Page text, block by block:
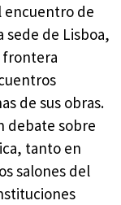
encuentro de
sede de Lisboa,
frontera
de sus obras.
debate sobre
tanto en
salones del